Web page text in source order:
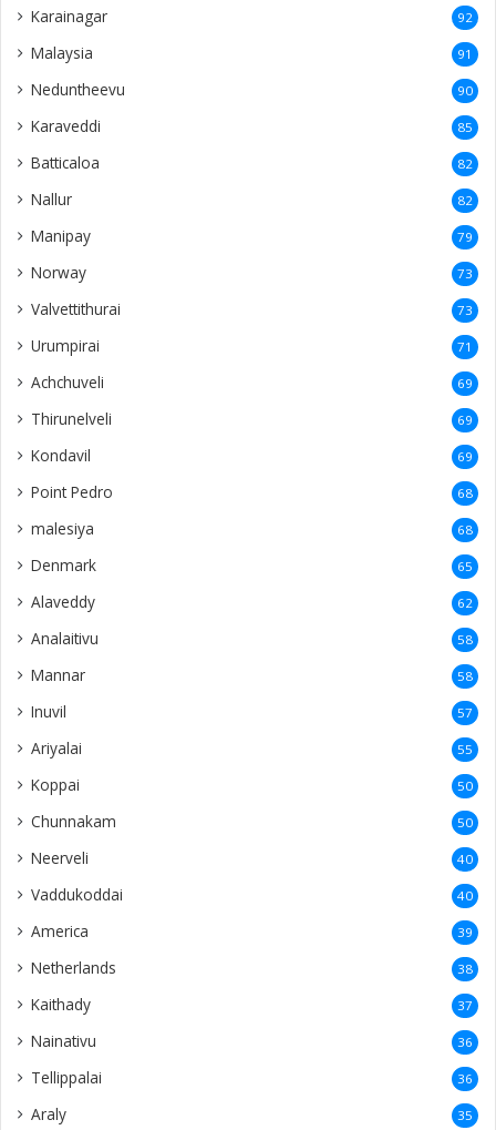
Karainagar 92
Malaysia 91
Neduntheevu 90
Karaveddi 85
Batticaloa 82
Nallur 82
Manipay 79
Norway 73
Valvettithurai 73
Urumpirai 71
Achchuveli 69
Thirunelveli 69
Kondavil 69
Point Pedro 68
malesiya 68
Denmark 65
Alaveddy 62
Analaitivu 58
Mannar 58
Inuvil 57
Ariyalai 55
Koppai 50
Chunnakam 50
Neerveli 40
Vaddukoddai 40
America 39
Netherlands 38
Kaithady 37
Nainativu 36
Tellippalai 36
Araly 35